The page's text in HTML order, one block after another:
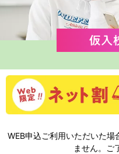
WEB申込ご利用いただいた場
ません。ご